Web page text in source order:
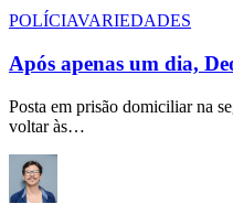
POLÍCIAVARIEDADES
Após apenas um dia,
Posta em prisão domiciliar na
voltar às…